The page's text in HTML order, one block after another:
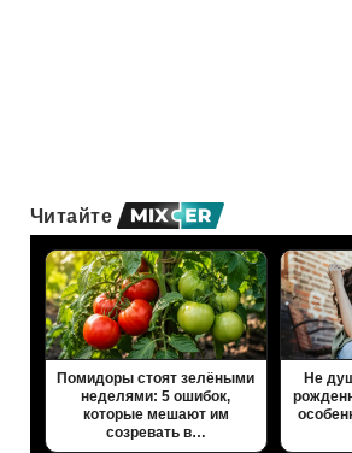
Читайте
Помидоры стоят зелёными
неделями: 5 ошибок,
которые мешают им
созревать в…
Не